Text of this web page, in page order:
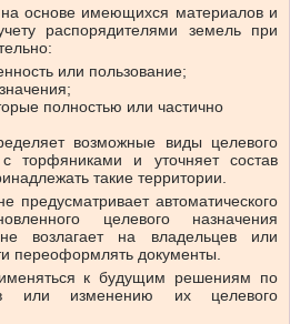
основе имеющихся материалов и
распорядителями земель при
или пользование;
полностью или частично
возможные виды целевого
торфяниками и уточняет состав
такие территории.
предусматривает автоматического
целевого назначения
возлагает на владельцев или
переоформлять документы.
к будущим решениям по
или изменению их целевого